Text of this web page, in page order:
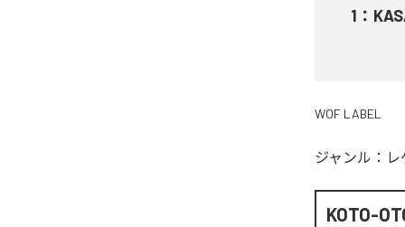
1 ：
WOF LABEL
ジャンル： レ
KOTO-